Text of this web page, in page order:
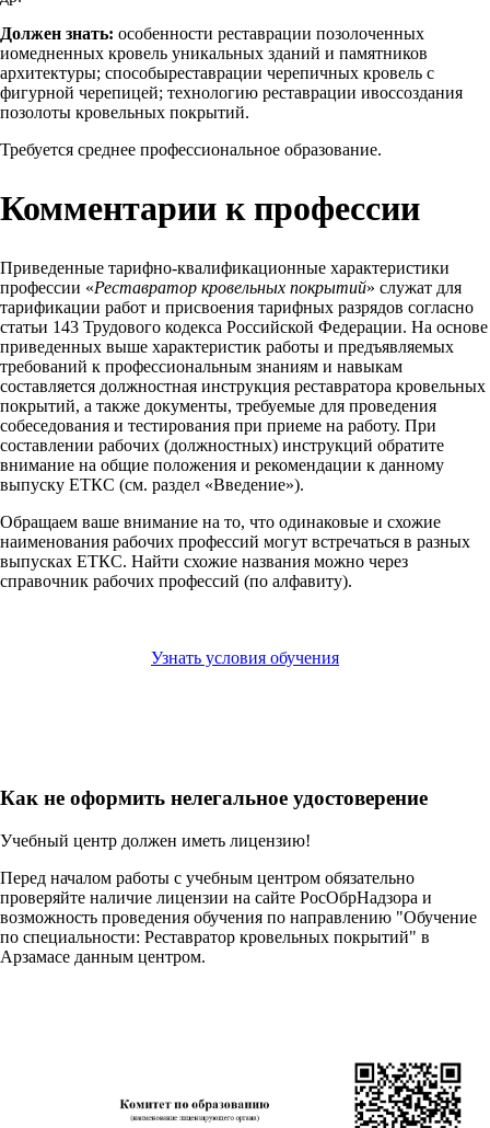
Должен знать: особенности реставрации позолоченных
иомедненных кровель уникальных зданий и памятников
архитектуры; способыреставрации черепичных кровель с
фигурной черепицей; технологию реставрации ивоссоздания
позолоты кровельных покрытий.
Требуется среднее профессиональное образование.
Комментарии к профессии
Приведенные тарифно-квалификационные характеристики
профессии «Реставратор кровельных покрытий» служат для
тарификации работ и присвоения тарифных разрядов согласно
статьи 143 Трудового кодекса Российской Федерации. На основе
приведенных выше характеристик работы и предъявляемых
требований к профессиональным знаниям и навыкам
составляется должностная инструкция реставратора кровельных
покрытий, а также документы, требуемые для проведения
собеседования и тестирования при приеме на работу. При
составлении рабочих (должностных) инструкций обратите
внимание на общие положения и рекомендации к данному
выпуску ЕТКС (см. раздел «Введение»).
Обращаем ваше внимание на то, что одинаковые и схожие
наименования рабочих профессий могут встречаться в разных
выпусках ЕТКС. Найти схожие названия можно через
справочник рабочих профессий (по алфавиту).
Узнать условия обучения
Как не оформить нелегальное удостоверение
Учебный центр должен иметь лицензию!
Перед началом работы с учебным центром обязательно
проверяйте наличие лицензии на сайте РосОбрНадзора и
возможность проведения обучения по направлению "Обучение
по специальности: Реставратор кровельных покрытий" в
Арзамасе данным центром.